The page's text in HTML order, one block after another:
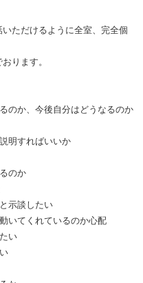
ただけるように全室、完全個
ります。
のか、今後自分はどうなるのか
明すればいいか
のか
示談したい
いてくれているのか心配
い